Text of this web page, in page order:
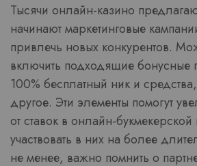
Тысячи онлайн-казино
начинают маркетинговые
привлечь новых конкурентов.
включить подходящие
100% бесплатный ник и
другое. Эти элементы помогут
от ставок в онлайн-букмекерской
участвовать в них на более
не менее, важно помнить о